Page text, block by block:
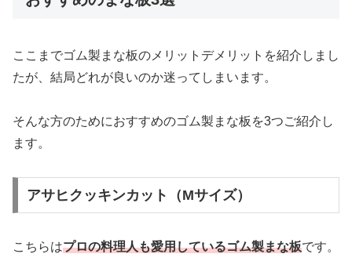
ここまでゴム製まな板のメリットデメリットを紹介しまし
たが、結局どれが良いのか迷ってしまいます。
そんな方のためにおすすめのゴム製まな板を3つご紹介し
ます。
アサヒクッキンカット（Mサイズ）
こちらはプロの料理人も愛用しているゴム製まな板です。